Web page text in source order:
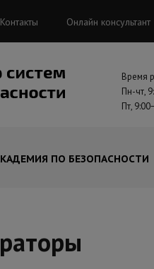
Контакты Онлайн консультант
Время
Пн-чт,
Пт,
ПО БЕЗОПАСНОСТИ